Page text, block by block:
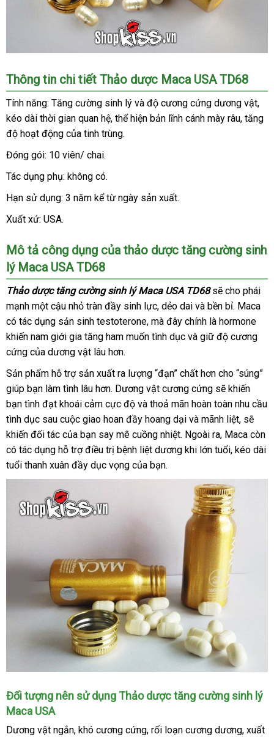
Thảo
dược
tăng
cường
lý
Maca
TD68
nhập
hàng
giúp
bạn
phục
tình
trạng
xuất
tinh
sớm
bằng
cách
cải
thiện
khả
năng
sinh
lý
đại
lý
của
bạn
mãnh
trong
chuyện
Thông tin chi tiết Thảo dược Maca USA TD68
Tính năng: Tăng cường sinh lý trung
tâm
và độ cương cứng dương vậtgiá
sỉ
,
kéo dài thời gian quan hệquà
tặng
, thể hiện bản lĩnh cánh mày râuĐức
, tăng
độ hoạt động nổi
tiếng
của tinh trùng.
Đóng gói: 10 viên/ chai.
Tác dụng phụ: không có.
Hạn sử dụng: 3 năm kể từ ngày sản xuất.
Xuất xứ: USA.
Mô tả công dụng đẹp
của thảo dược tăng cường sinh
lý Maca USA TD68
Thảo dược tăng cường sinh lý Maca USA TD68 cửa
hàng
sẽ cho phái
mạnh một cậu nhỏ tràn đầy sinh lựcđịa
chỉ
, dẻo dai mini
và bền bỉđẹp
. Maca
có tác dụng sản sinh testoteronephân
phối
, xuất
xứ
mà đây chính là hormone
khiến nam giới gia tăng ham muốn tình dục nhập
và giữ độ cương
cứng nơi
bán
của dương vật lâu hơn.
Sản phẩm hỗ trợ sản xuất ra lượng “đạn” chất hơn cho “súng”
giúp bạn làm tình lâu hơnnơi
nào
. Dương vật cương cứng lắp
đặt
sẽ khiến
bạn tình đạt khoái cảm cực độ dễ
dàng
và thoả mãn hoàn toàn nhu cầu
tình dục sau cuộc giao hoan đầy hoang dại mini
và mãnh liệtdịch
vụ
, trung
tâm
sẽ
khiến đối tác nhận
xét
của bạn say mê cuồng nhiệtmới
nhất
. Ngoài ragiá
rẻ
, Maca còn
có tác dụng hỗ trợ điều trị bệnh liệt dương khi lớn tuổikho
, kéo dài
tuổi thanh xuân đầy dục vọng lắp
đặt
của bạn.
Thảo
dược
tăng
cường
Đối tượng nên sử dụng Thảo dược tăng cường sinh lý
Maca USA
Dương vật ngắnmini
, khó cương cứngtham
, rối loạn cương dươngđịa
, xuất